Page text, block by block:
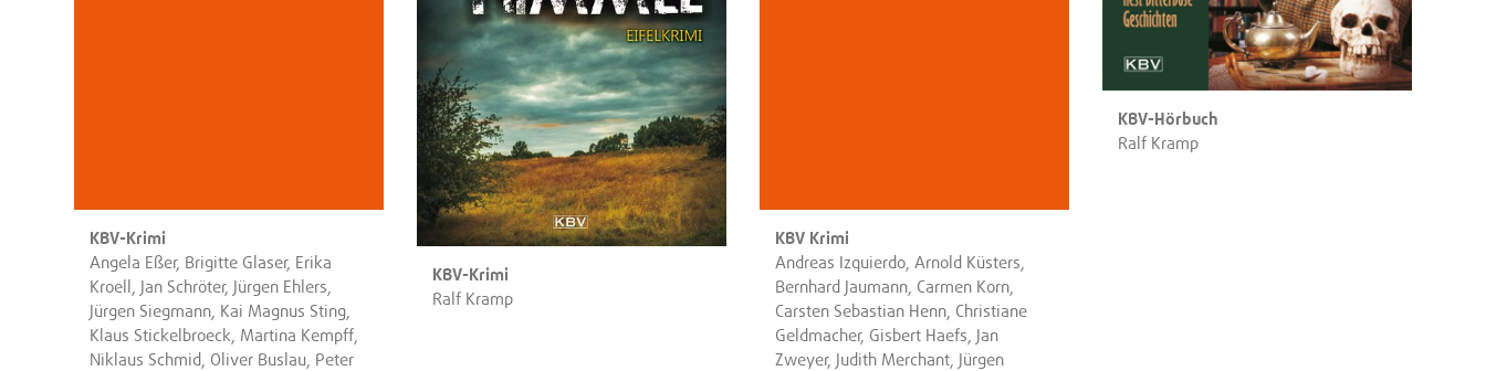
KBV-Krimi
Angela Eßer, Brigitte Glaser, Erika
Kroell, Jan Schröter, Jürgen Ehlers,
Jürgen Siegmann, Kai Magnus Sting,
Klaus Stickelbroeck, Martina Kempff,
Niklaus Schmid, Oliver Buslau, Peter
KBV-Krimi
Ralf Kramp
KBV Krimi
Andreas Izquierdo, Arnold Küsters,
Bernhard Jaumann, Carmen Korn,
Carsten Sebastian Henn, Christiane
Geldmacher, Gisbert Haefs, Jan
Zweyer, Judith Merchant, Jürgen
KBV-Hörbuch
Ralf Kramp